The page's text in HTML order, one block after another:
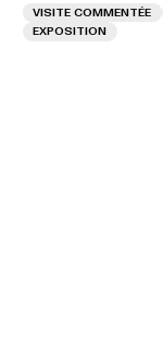
VISITE COMMENTÉE
EXPOSITION